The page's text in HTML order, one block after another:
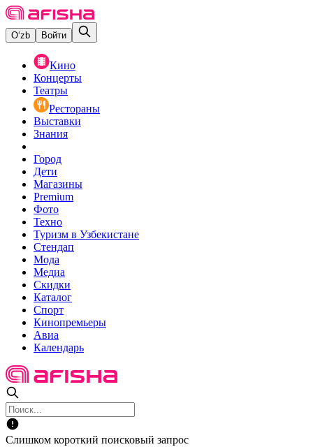
O‘zb Войти
Кино
Концерты
Театры
Рестораны
Выставки
Знания
Город
Дети
Магазины
Premium
Фото
Техно
Туризм в Узбекистане
Стендап
Мода
Медиа
Скидки
Каталог
Спорт
Кинопремьеры
Авиа
Календарь
Слишком короткий поисковый запрос